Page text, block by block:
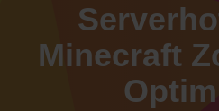
Minecraft